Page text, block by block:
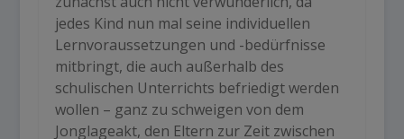
jedes Kind nun mal seine individuellen
Lernvoraussetzungen und -bedürfnisse
mitbringt, die auch außerhalb des
schulischen Unterrichts befriedigt werden
wollen – ganz zu schweigen von dem
Jonglageakt, den Eltern zur Zeit zwischen